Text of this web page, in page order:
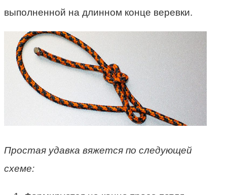
выполненной на длинном конце веревки.
Простая удавка вяжется по следующей
схеме: